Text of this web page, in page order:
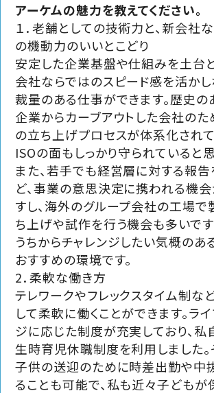
アーケムの魅力を教えてください。
１．老舗としての技術力と、新会社
の機動力のいいとこどり
安定した企業基盤や仕組みを土台
会社ならではのスピード感を活か
裁量のある仕事ができます。歴史の
企業からカーブアウトした会社のた
の立ち上げプロセスが体系化されて
ISOの面もしっかり守られていると思
また、若手でも経営層に対する報告
ど、事業の意思決定に携われる機会
すし、海外のグループ会社の工場で
ち上げや試作を行う機会も多いです
うちからチャレンジしたい気概のあ
おすすめの環境です。
2．柔軟な働き方
テレワークやフレックスタイム制な
して柔軟に働くことができます。ラ
ジに応じた制度が充実しており、私
生時育児休職制度を利用しました。
子供の送迎のために時差出勤や中
ることも可能で、私も近々子どもが